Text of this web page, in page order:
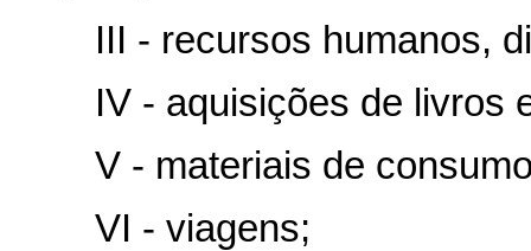
III - recursos humanos,
IV - aquisições de livros e
V - materiais de
VI - viagens;